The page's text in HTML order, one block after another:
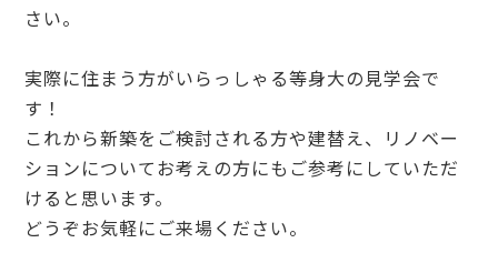
さい。
実際に住まう方がいらっしゃる等身大の見学会で
これから新築をご検討される方や建替え、リノベー
ションについてお考えの方にもご参考にしていただ
けると思います。
どうぞお気軽にご来場ください。